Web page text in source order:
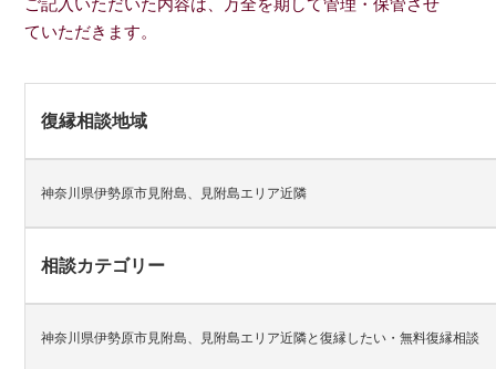
ご記入いただいた内容は、万全を期して管理・保管させ
ていただきます。
復縁相談地域
神奈川県伊勢原市見附島、見附島エリア近隣
相談カテゴリー
神奈川県伊勢原市見附島、見附島エリア近隣と復縁したい・無料復縁相談